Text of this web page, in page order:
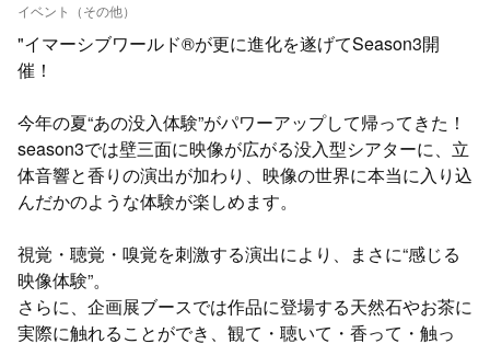
イベント（その他）
"イマーシブワールド®が更に進化を遂げてSeason3開
催！
今年の夏“あの没入体験”がパワーアップして帰ってきた！
season3では壁三面に映像が広がる没入型シアターに、立
体音響と香りの演出が加わり、映像の世界に本当に入り込
んだかのような体験が楽しめます。
視覚・聴覚・嗅覚を刺激する演出により、まさに“感じる
映像体験”。
さらに、企画展ブースでは作品に登場する天然石やお茶に
実際に触れることができ、観て・聴いて・香って・触っ